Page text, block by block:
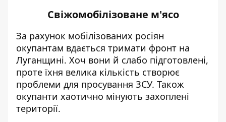
Свіжомобілізоване м'ясо
За рахунок мобілізованих росіян
окупантам вдається тримати фронт на
Луганщині. Хоч вони й слабо підготовлені,
проте їхня велика кількість створює
проблеми для просування ЗСУ. Також
окупанти хаотично мінують захоплені
території.